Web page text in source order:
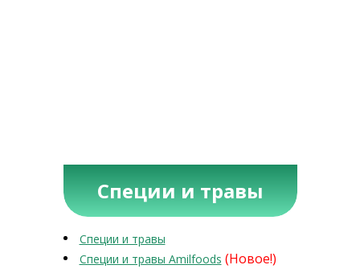
Специи и травы
Специи и травы
Специи и травы Amilfoods (Новое!)